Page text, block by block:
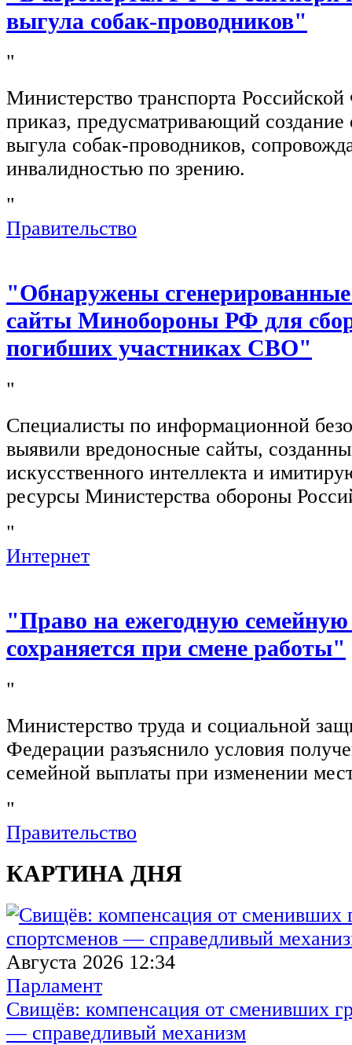
выгула собак-проводников"
"
Министерство транспорта
приказ, предусматривающий создание
выгула собак-проводников,
инвалидностью по зрению.
"
Правительство
"Обнаружены
сайты Минобороны РФ для
погибших участниках СВО"
"
Специалисты по информационной
выявили вредоносные сайты,
искусственного интеллекта и
ресурсы Министерства обороны
"
Интернет
"Право на ежегодную
сохраняется при смене работы"
"
Министерство труда и социальной
Федерации разъяснило условия
семейной выплаты при изменении
"
Правительство
КАРТИНА ДНЯ
Августа 2026 12:34
Парламент
Свищёв: компенсация от сменивших
— справедливый механизм